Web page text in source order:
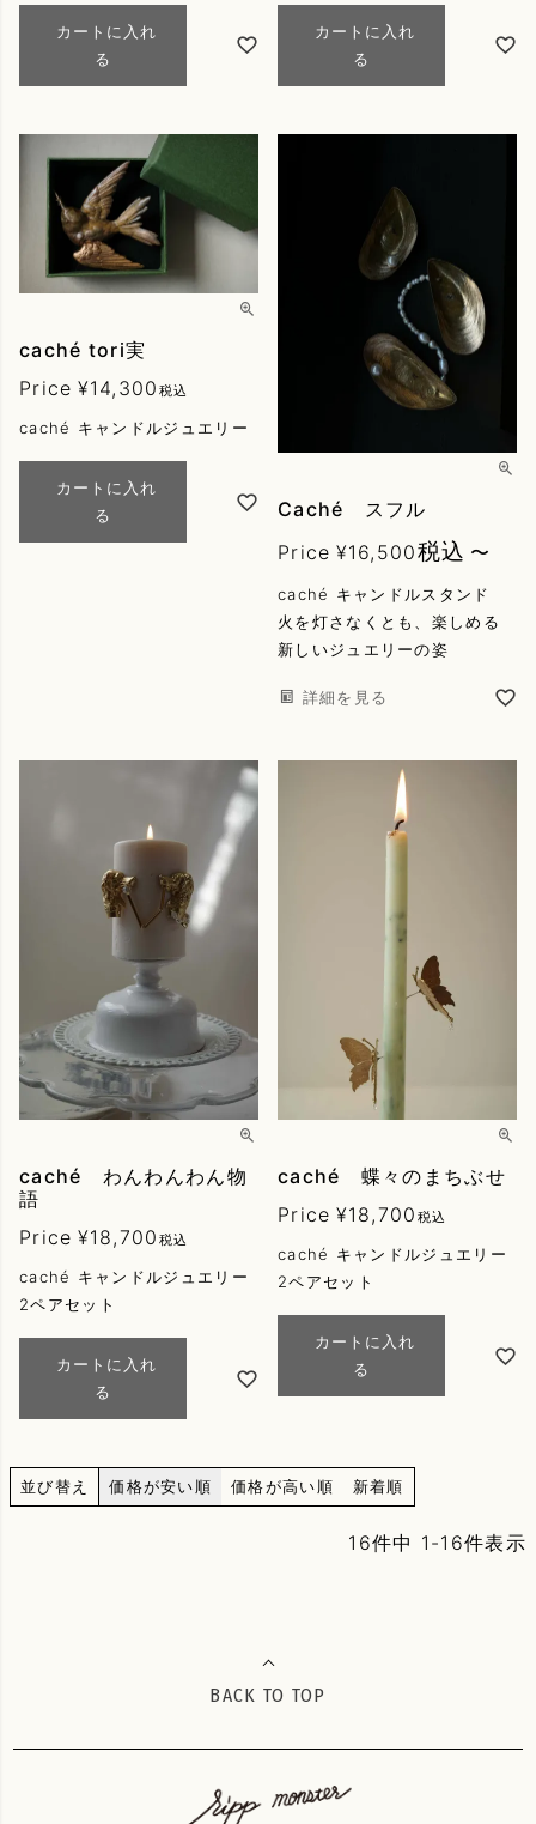
カートに入れ
る
カートに入れ
る
caché tori実
Price ¥14,300 税込
caché キャンドルジュエリー
カートに入れ
る
Caché スフル
Price ¥16,500税込 〜
caché キャンドルスタンド
火を灯さなくとも、楽しめる
新しいジュエリーの姿
詳細を見る
caché わんわんわん物
語
Price ¥18,700 税込
caché キャンドルジュエリー
2ペアセット
カートに入れ
る
caché 蝶々のまちぶせ
Price ¥18,700 税込
caché キャンドルジュエリー
2ペアセット
カートに入れ
る
並び替え 価格が安い順 価格が高い順 新着順
16件中 1 -16件表示
BACK TO TOP